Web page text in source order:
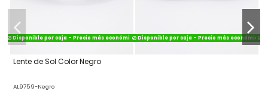
Disponible por caja - Precio más económico
Lente de Sol Color Negro
AL9759-Negro
Disponible por caja - Precio más económico